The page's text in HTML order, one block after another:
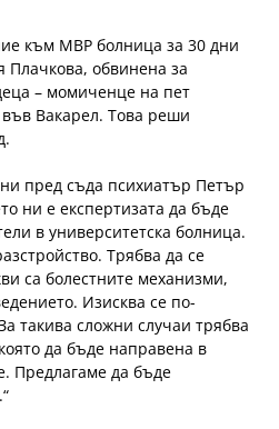
към МВР болница за 30 дни
Плачкова, обвинена за
– момиченце на пет
Вакарел. Това реши
пред съда психиатър Петър
ни е експертизата да бъде
в университетска болница.
Трябва да се
са болестните механизми,
Изисква се по-
такива сложни случаи трябва
да бъде направена в
Предлагаме да бъде